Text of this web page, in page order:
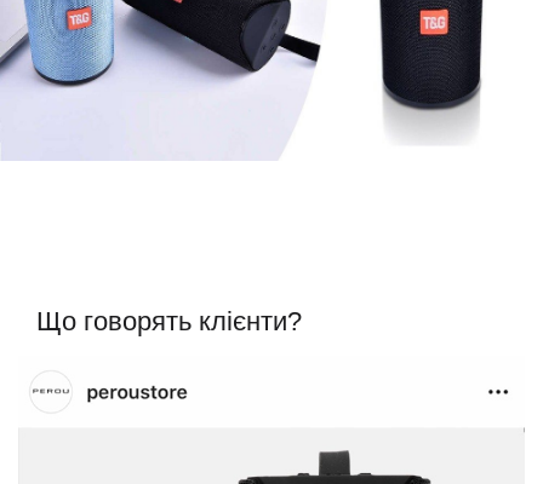
Що говорять клієнти?